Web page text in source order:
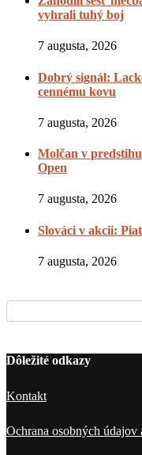
vyhrali tuhý boj
7 augusta, 2026
Dobrý signál:
cennému kovu
7 augusta, 2026
Molčan v
Open
7 augusta, 2026
Slováci v akcii:
7 augusta, 2026
Dôležité odkazy
Kontakt
Ochrana osobných údajov